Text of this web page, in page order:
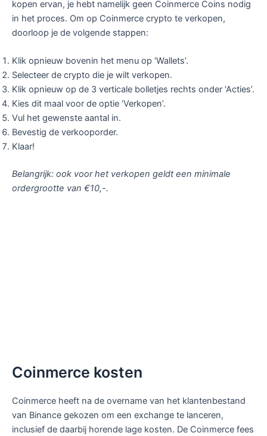
kopen ervan, je hebt namelijk geen Coinmerce Coins nodig
in het proces. Om op Coinmerce crypto te verkopen,
doorloop je de volgende stappen:
Klik opnieuw bovenin het menu op ‘Wallets’.
Selecteer de crypto die je wilt verkopen.
Klik opnieuw op de 3 verticale bolletjes rechts onder ‘Acties’.
Kies dit maal voor de optie ‘Verkopen’.
Vul het gewenste aantal in.
Bevestig de verkooporder.
Klaar!
Belangrijk: ook voor het verkopen geldt een minimale
ordergrootte van €10,-.
Coinmerce kosten
Coinmerce heeft na de overname van het klantenbestand
van Binance gekozen om een exchange te lanceren,
inclusief de daarbij horende lage kosten. De Coinmerce fees